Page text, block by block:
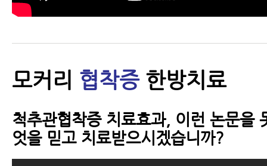
모커리 협착증한방치료
척추관협착증 치료효과, 이런 논문을
엇을 믿고 치료받으시겠습니까?